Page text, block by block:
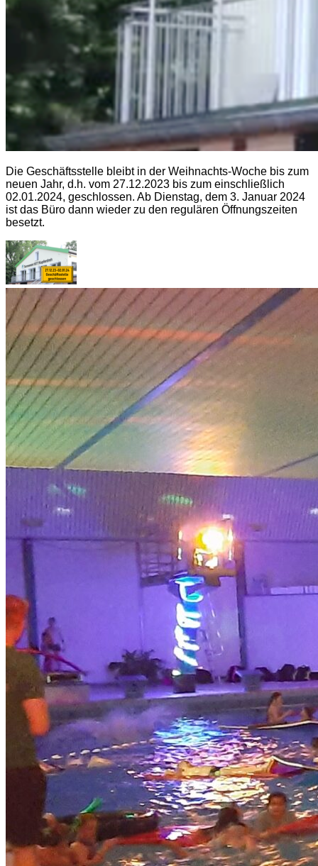
Die Geschäftsstelle bleibt in der Weihnachts-Woche bis zum
neuen Jahr, d.h. vom 27.12.2023 bis zum einschließlich
02.01.2024, geschlossen. Ab Dienstag, dem 3. Januar 2024
ist das Büro dann wieder zu den regulären Öffnungszeiten
besetzt.